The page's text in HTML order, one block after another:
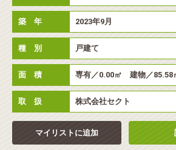
築 年 2023年9月
種 別 戸建て
面 積 専有／0.00㎡ 建物／
取 扱 株式会社セクト
マイリストに追加